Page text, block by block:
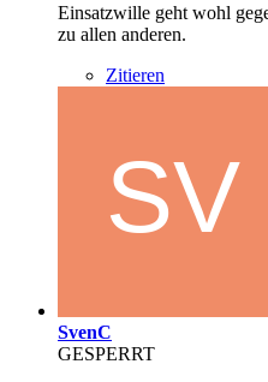
Einsatzwille geht wohl
zu allen anderen.
Zitieren
SvenC
GESPERRT